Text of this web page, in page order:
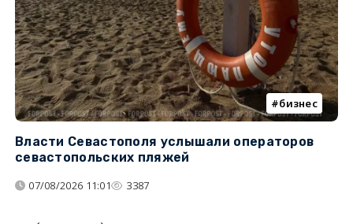
бизнес
Власти Севастополя услышали операторов
севастопольских пляжей
07/08/2026 11:01 3387